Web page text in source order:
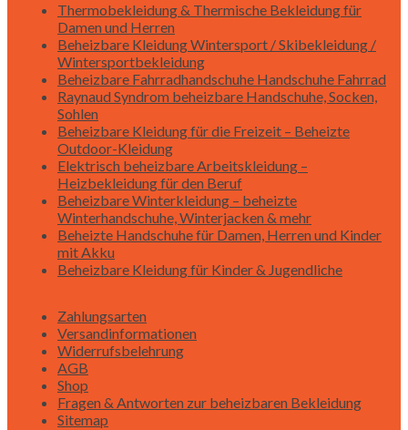
Thermobekleidung & Thermische Bekleidung für
Damen und Herren
Beheizbare Kleidung Wintersport / Skibekleidung /
Wintersportbekleidung
Beheizbare Fahrradhandschuhe Handschuhe Fahrrad
Raynaud Syndrom beheizbare Handschuhe, Socken,
Sohlen
Beheizbare Kleidung für die Freizeit – Beheizte
Outdoor-Kleidung
Elektrisch beheizbare Arbeitskleidung –
Heizbekleidung für den Beruf
Beheizbare Winterkleidung – beheizte
Winterhandschuhe, Winterjacken & mehr
Beheizte Handschuhe für Damen, Herren und Kinder
mit Akku
Beheizbare Kleidung für Kinder & Jugendliche
Zahlungsarten
Versandinformationen
Widerrufsbelehrung
AGB
Shop
Fragen & Antworten zur beheizbaren Bekleidung
Sitemap